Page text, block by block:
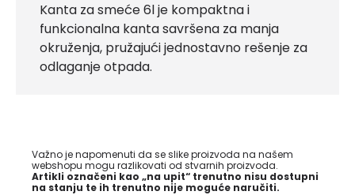
Kanta za smeće 6l je kompaktna i
funkcionalna kanta savršena za manja
okruženja, pružajući jednostavno rešenje za
odlaganje otpada.
Važno je napomenuti da se slike proizvoda na našem
webshopu mogu razlikovati od stvarnih proizvoda.
Artikli označeni kao „na upit“ trenutno nisu dostupni
na stanju te ih trenutno nije moguće naručiti.